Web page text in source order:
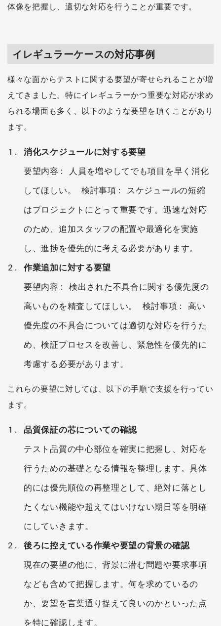
体像を把握し、適切な対応を行うことが重要です。
イレギュラーケースの対応事例
様々な面からテストに関する要望が寄せられることが増
えてきました。特にイレギュラーかつ重要な対応が求め
られる場面も多く、以下のような要望を頂くことがあり
ます。
消化スケジュールに対する要望
要望内容: 人員を増やしてでも項目を早く消化
してほしい。 検討事項: スケジュールの短縮
はプロジェクトにとって重要です。迅速な対応
のため、追加スタッフの配置や最適化を実施
し、進捗を優先的に考える必要があります。
作業追加に対する要望
要望内容: 検出された不具合に関する優先度の
高いものを精査してほしい。 検討事項: 高い
優先度の不具合については適切な対応を行うた
め、検証プロセスを改善し、緊急性を優先的に
考慮する必要があります。
これらの要望に対しては、以下の手順で支援を行ってい
ます。
品質保証の芯についての確認
テスト品質の中心部位を確実に把握し、対応を
行うための基礎となる情報を整理します。具体
的には優先順位の再整理として、絶対に落とし
たくない機能や超えてはいけない期日等を明確
にしていきます。
後ろに控えている作業や要望の背景の確認
現在の要望の他に、背景に潜む問題や要求事項
なども含めて把握します。何を求めているの
か、要望を言葉通り捉えて良いのかといった点
を特に確認します。